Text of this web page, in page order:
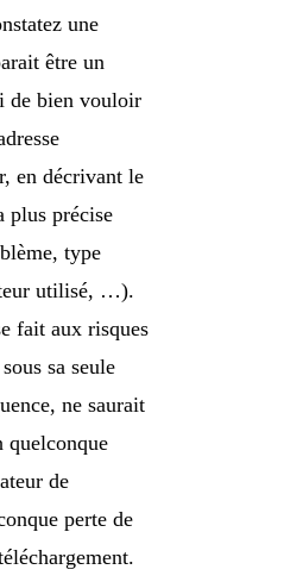
une
être un
de bien vouloir
en décrivant le
plus précise
type
utilisé, …).
fait aux risques
sa seule
ne saurait
quelconque
de
perte de